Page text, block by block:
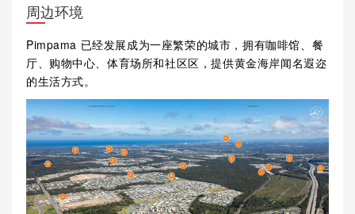
周边环境
Pimpama 已经发展成为一座繁荣的城市，拥有咖啡馆、餐
厅、购物中心、体育场所和社区区，提供黄金海岸闻名遐迩
的生活方式。